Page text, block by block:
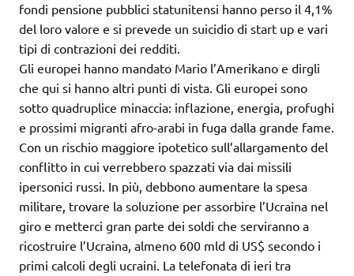
fondi pensione pubblici statunitensi hanno perso il 4,1%
del loro valore e si prevede un suicidio di start up e vari
tipi di contrazioni dei redditi.
Gli europei hanno mandato Mario l’Amerikano e dirgli
che qui si hanno altri punti di vista. Gli europei sono
sotto quadruplice minaccia: inflazione, energia, profughi
e prossimi migranti afro-arabi in fuga dalla grande fame.
Con un rischio maggiore ipotetico sull’allargamento del
conflitto in cui verrebbero spazzati via dai missili
ipersonici russi. In più, debbono aumentare la spesa
militare, trovare la soluzione per assorbire l’Ucraina nel
giro e metterci gran parte dei soldi che serviranno a
ricostruire l’Ucraina, almeno 600 mld di US$ secondo i
primi calcoli degli ucraini. La telefonata di ieri tra